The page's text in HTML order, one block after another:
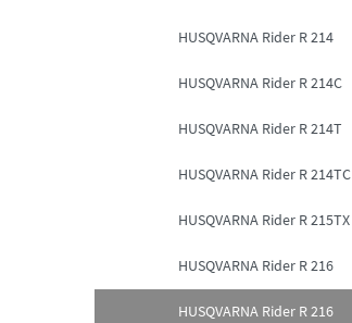
HUSQVARNA Rider R 214
HUSQVARNA Rider R 214C
HUSQVARNA Rider R 214T
HUSQVARNA Rider R 214TC
HUSQVARNA Rider R 215TX
HUSQVARNA Rider R 216
HUSQVARNA Rider R 216